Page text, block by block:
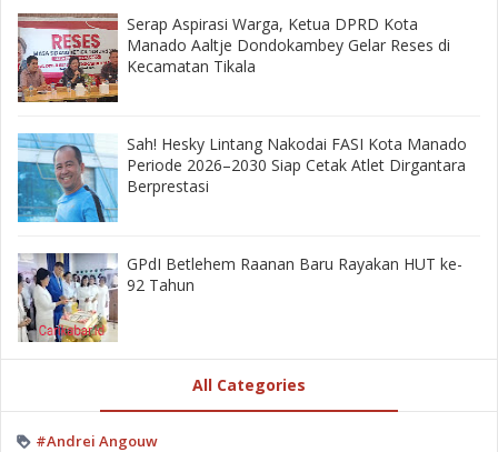
‎Serap Aspirasi Warga, Ketua DPRD Kota
Manado Aaltje Dondokambey Gelar Reses di
Kecamatan Tikala ‎
‎Sah! Hesky Lintang Nakodai FASI Kota Manado
Periode 2026–2030 Siap Cetak Atlet Dirgantara
Berprestasi
GPdI Betlehem Raanan Baru Rayakan HUT ke-
92 Tahun
All Categories
#Andrei Angouw